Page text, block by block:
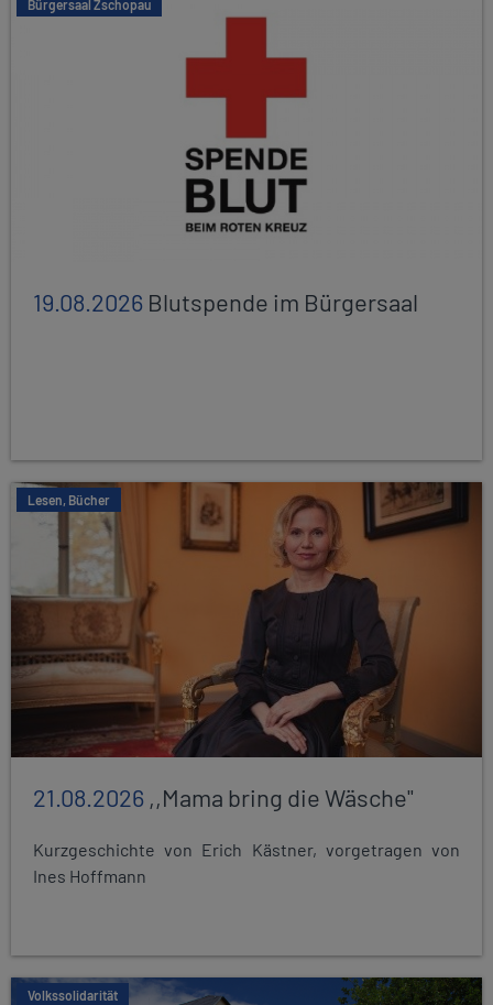
Bürgersaal Zschopau
19.08.2026 Blutspende im Bürgersaal
Lesen, Bücher
21.08.2026 ,,Mama bring die Wäsche"
Kurzgeschichte von Erich Kästner, vorgetragen von
Ines Hoffmann
Volkssolidarität